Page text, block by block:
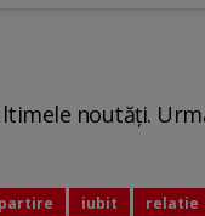
noutăți.
iubit relatie